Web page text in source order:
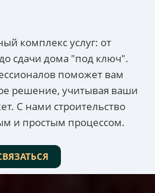
комплекс услуг: от
сдачи дома "под ключ".
поможет вам
решение, учитывая ваши
С нами строительство
и простым процессом.